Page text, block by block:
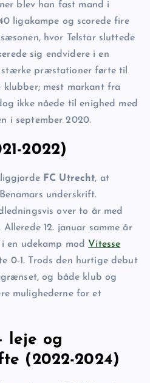
blev han fast mand i
ligakampe og scorede fire
hvor Telstar sluttede
sig endvidere i en
stærke præstationer førte til
klubber; mest markant fra
ikke nåede til enighed med
i september 2020.
2022)
FC Utrecht, at
underskrift.
over to år med
12. januar samme år
en udekamp mod Vitesse
0-1. Trods den hurtige debut
og både klub og
mulighederne for et
leje og
(2022-2024)